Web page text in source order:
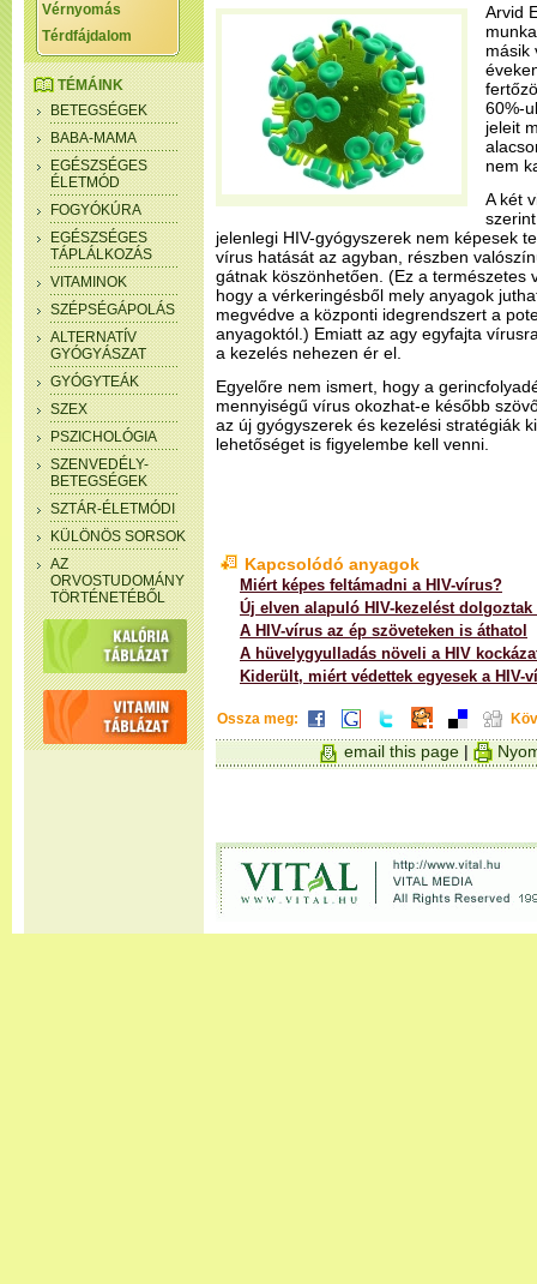
Vérnyomás
Térdfájdalom
TÉMÁINK
BETEGSÉGEK
BABA-MAMA
EGÉSZSÉGES
ÉLETMÓD
FOGYÓKÚRA
EGÉSZSÉGES
TÁPLÁLKOZÁS
VITAMINOK
SZÉPSÉGÁPOLÁS
ALTERNATÍV
GYÓGYÁSZAT
GYÓGYTEÁK
SZEX
PSZICHOLÓGIA
SZENVEDÉLY-
BETEGSÉGEK
SZTÁR-ÉLETMÓDI
KÜLÖNÖS SORSOK
AZ
ORVOSTUDOMÁNY
TÖRTÉNETÉBŐL
Arvid
másik
60%-
jeleit
nem
A két
jelenlegi HIV-gyógyszerek nem képesek
vírus hatását az agyban, részben
gátnak köszönhetően. (Ez a természetes
hogy a vérkeringésből mely anyagok
megvédve a központi idegrendszert a
anyagoktól.) Emiatt az agy egyfajta
a kezelés nehezen ér el.
Egyelőre nem ismert, hogy a
mennyiségű vírus okozhat-e később
az új gyógyszerek és kezelési stratégiák
lehetőséget is figyelembe kell venni.
Kapcsolódó anyagok
Miért képes feltámadni a HIV-vírus?
Új elven alapuló HIV-kezelést dolgoztak
A HIV-vírus az ép szöveteken is áthatol
A hüvelygyulladás növeli a HIV
Kiderült, miért védettek egyesek a HIV-
Ossza meg:
email this page |